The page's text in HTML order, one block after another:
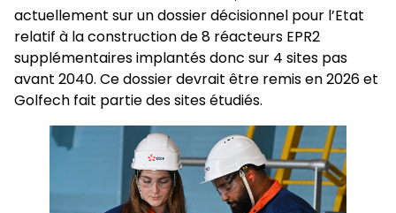
actuellement sur un dossier décisionnel pour l’Etat
relatif à la construction de 8 réacteurs EPR2
supplémentaires implantés donc sur 4 sites pas
avant 2040. Ce dossier devrait être remis en 2026 et
Golfech fait partie des sites étudiés.